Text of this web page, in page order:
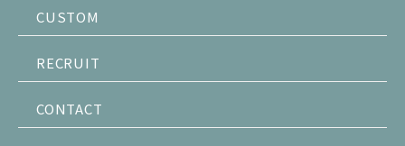
CUSTOM
RECRUIT
CONTACT